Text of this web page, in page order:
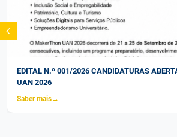
EDITAL N.º 001/2026 CANDIDATURAS
UAN 2026
Saber mais→